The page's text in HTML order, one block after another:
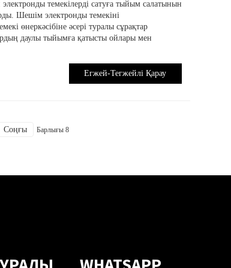
темекілерді сатуға тыйым салатынын
Шешім электронды темекіні
өнеркәсібіне әсері туралы сұрақтар
даулы тыйымға қатысты ойлары мен
Егжей-Тегжейлі Қарау
Соңғы Барлығы 8